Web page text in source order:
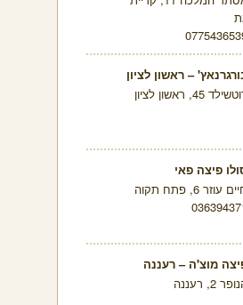
– ראשון לציון
45, ראשון לציון
פיצה פאי
עוזר 6, פתח תקוה
מוצ'ה – רעננה
2, רעננה